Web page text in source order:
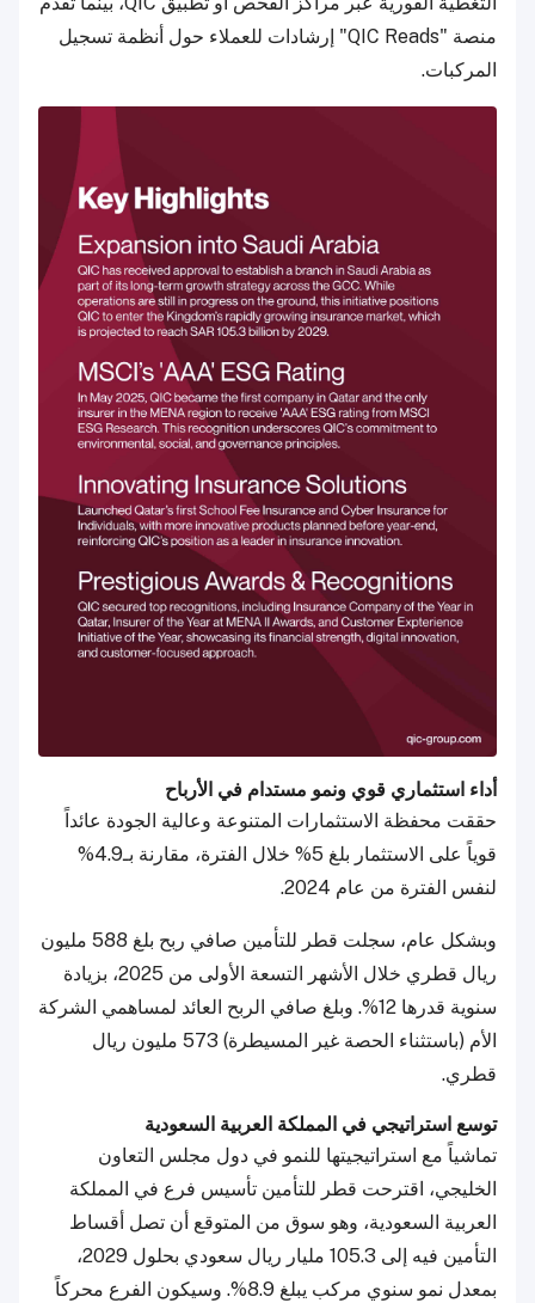
منصة "QIC Reads" إرشادات للعملاء حول أنظمة تسجيل
المركبات.
أداء استثماري قوي ونمو مستدام في الأرباح
حققت محفظة الاستثمارات المتنوعة وعالية الجودة عائداً
قوياً على الاستثمار بلغ 5% خلال الفترة، مقارنة بـ4.9%
لنفس الفترة من عام 2024.
وبشكل عام، سجلت قطر للتأمين صافي ربح بلغ 588 مليون
ريال قطري خلال الأشهر التسعة الأولى من 2025، بزيادة
سنوية قدرها 12%. وبلغ صافي الربح العائد لمساهمي الشركة
الأم (باستثناء الحصة غير المسيطرة) 573 مليون ريال
قطري.
توسع استراتيجي في المملكة العربية السعودية
تماشياً مع استراتيجيتها للنمو في دول مجلس التعاون
الخليجي، اقترحت قطر للتأمين تأسيس فرع في المملكة
العربية السعودية، وهو سوق من المتوقع أن تصل أقساط
التأمين فيه إلى 105.3 مليار ريال سعودي بحلول 2029،
بمعدل نمو سنوي مركب يبلغ 8.9%. وسيكون الفرع محركاً